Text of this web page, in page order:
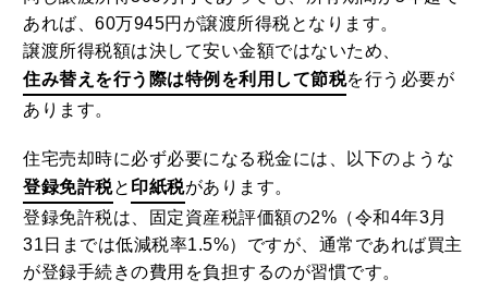
あれば、60万945円が譲渡所得税となります。
譲渡所得税額は決して安い金額ではないため、
住み替えを行う際は特例を利用して節税を行う必要が
あります。
住宅売却時に必ず必要になる税金には、以下のような
登録免許税と 印紙税があります。
登録免許税は、固定資産税評価額の2%（令和4年3月
31日までは低減税率1.5%）ですが、通常であれば買主
が登録手続きの費用を負担するのが習慣です。